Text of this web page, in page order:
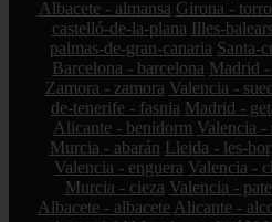
Albacete - almansa Girona -
castelló-de-la-plana Illes-
palmas-de-gran-canaria Santa-
Barcelona - barcelona Madrid
Zamora - zamora Valencia -
de-tenerife - fasnia Madrid -
Alicante - benidorm Valencia -
Murcia - abarán Lleida - les-
Valencia - enguera Valencia -
Murcia - cieza Valencia -
Albacete - albacete Alicante -